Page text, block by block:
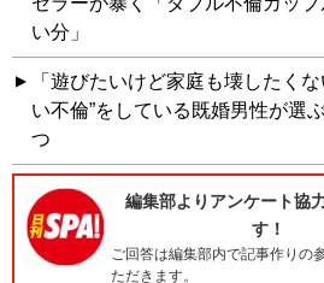
い分」
「遊びたいけど家庭も壊したく
い不倫”をしている既婚男性が選
つ